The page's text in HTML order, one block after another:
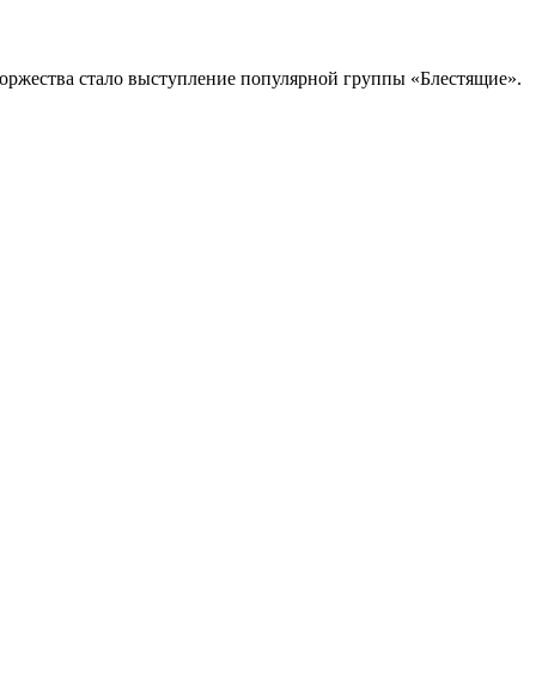
стало выступление популярной группы «Блестящие».